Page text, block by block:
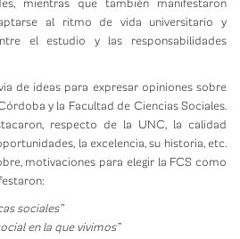
mientras que también manifestaron
al ritmo de vida universitario y
el estudio y las responsabilidades
de ideas para expresar opiniones sobre
y la Facultad de Ciencias Sociales.
respecto de la UNC, la calidad
la excelencia, su historia, etc.
motivaciones para elegir la FCS como
sociales”
en la que vivimos”